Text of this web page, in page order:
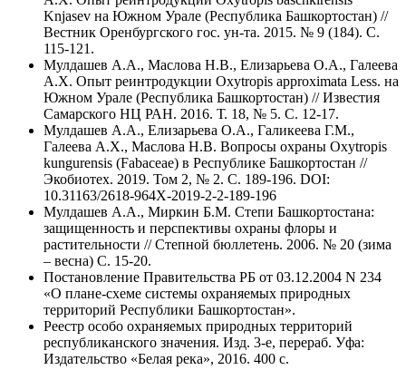
Knjasev на Южном Урале (Республика Башкортостан) //
Вестник Оренбургского гос. ун-та. 2015. № 9 (184). С.
115-121.
Мулдашев А.А., Маслова Н.В., Елизарьева О.А., Галеева
А.Х. Опыт реинтродукции Oxytropis approximata Less. на
Южном Урале (Республика Башкортостан) // Известия
Самарского НЦ РАН. 2016. Т. 18, № 5. С. 12-17.
Мулдашев А.А., Елизарьева О.А., Галикеева Г.М.,
Галеева А.Х., Маслова Н.В. Вопроcы охраны Oxytropis
kungurensis (Fabaceae) в Республике Башкортостан //
Экобиотех. 2019. Том 2, № 2. С. 189-196. DOI:
10.31163/2618-964X-2019-2-2-189-196
Мулдашев А.А., Миркин Б.М. Степи Башкортостана:
защищенность и перспективы охраны флоры и
растительности // Степной бюллетень. 2006. № 20 (зима
– весна) С. 15-20.
Постановление Правительства РБ от 03.12.2004 N 234
«О плане-схеме системы охраняемых природных
территорий Республики Башкортостан».
Реестр особо охраняемых природных территорий
республиканского значения. Изд. 3-е, перераб. Уфа:
Издательство «Белая река», 2016. 400 с.